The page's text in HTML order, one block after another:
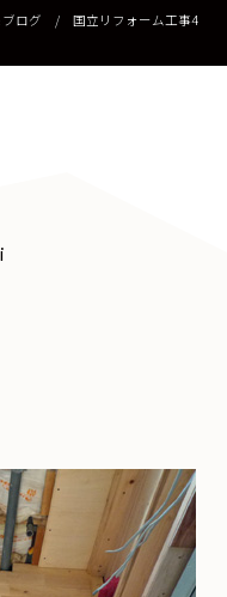
ログ / 国立リフォーム工事4